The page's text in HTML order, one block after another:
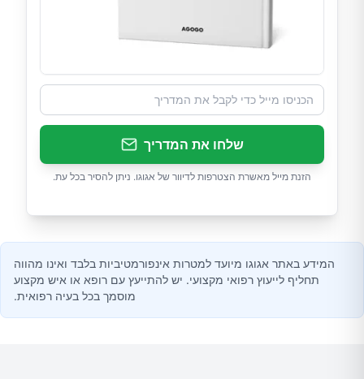
שלחו את המדריך
הזנת מייל מאשרת הצטרפות לדיוור של אגוגו. ניתן להסיר בכל עת.
המידע באתר אגוגו מיועד למטרות אינפורמטיביות בלבד ואינו מהווה
תחליף לייעוץ רפואי מקצועי. יש להתייעץ עם רופא או איש מקצוע
מוסמך בכל בעיה רפואית.